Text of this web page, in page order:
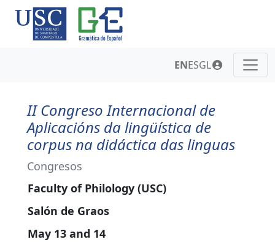
ENESGL
II Congreso Internacional de
Aplicacións da lingüística de
corpus na didáctica das linguas
Congresos
Faculty of Philology (USC)
Salón de Graos
May 13 and 14